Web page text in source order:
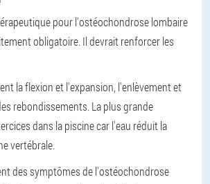
pour l'ostéochondrose lombaire
obligatoire. Il devrait renforcer les
la flexion et l'expansion, l'enlèvement et
rebondissements. La plus grande
dans la piscine car l'eau réduit la
vertébrale.
des symptômes de l'ostéochondrose